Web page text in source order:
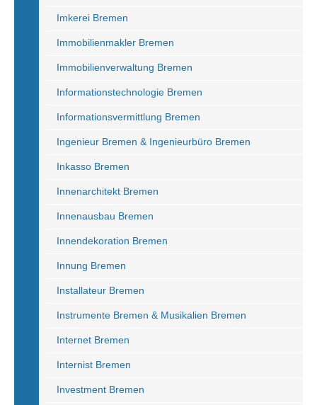
Imkerei Bremen
Immobilienmakler Bremen
Immobilienverwaltung Bremen
Informationstechnologie Bremen
Informationsvermittlung Bremen
Ingenieur Bremen & Ingenieurbüro Bremen
Inkasso Bremen
Innenarchitekt Bremen
Innenausbau Bremen
Innendekoration Bremen
Innung Bremen
Installateur Bremen
Instrumente Bremen & Musikalien Bremen
Internet Bremen
Internist Bremen
Investment Bremen